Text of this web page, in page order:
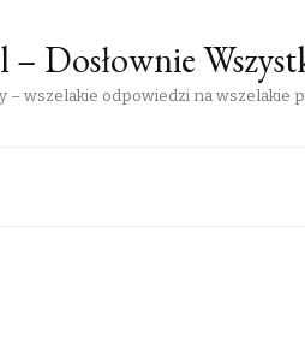
– Dosłownie
– wszelakie odpowiedzi na wszelakie